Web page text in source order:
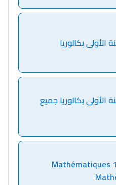
الأولى بكالوريا
الأولى بكالوريا جميع
Mathématiques